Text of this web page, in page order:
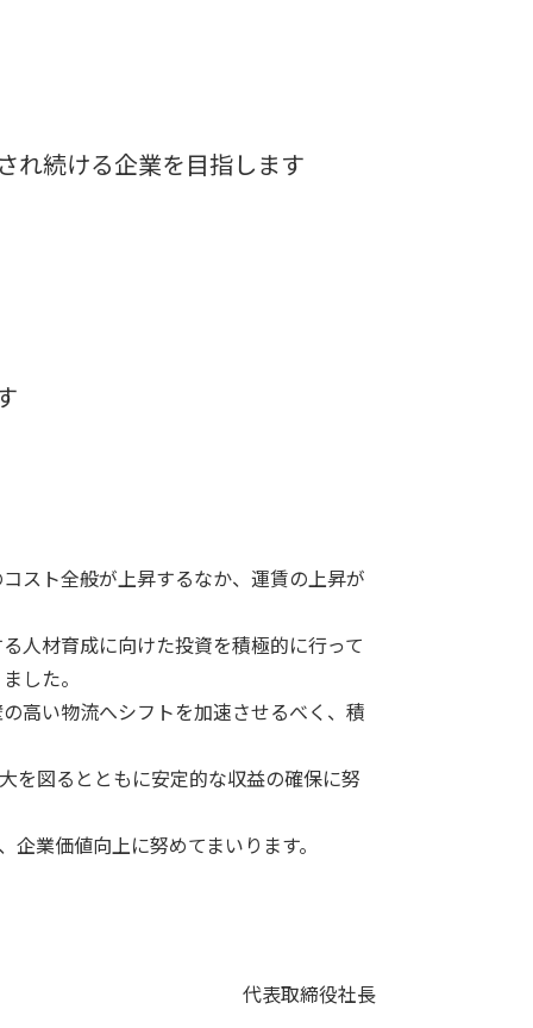
れ続ける企業を目指します
スト全般が上昇するなか、運賃の上昇が
人材育成に向けた投資を積極的に行って
した。
高い物流へシフトを加速させるべく、積
を図るとともに安定的な収益の確保に努
業価値向上に努めてまいります。
代表取締役社長